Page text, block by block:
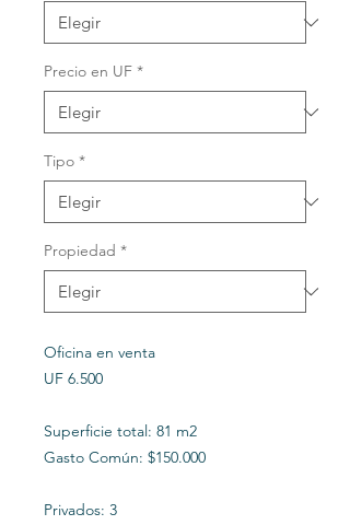
Precio en UF *
Tipo *
Propiedad *
Oficina en venta
UF 6.500
Superficie total: 81 m2
Gasto Común: $150.000
Privados: 3